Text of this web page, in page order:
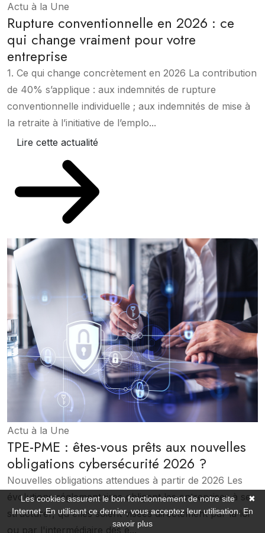
Actu à la Une
Rupture conventionnelle en 2026 : ce
qui change vraiment pour votre
entreprise
1. Ce qui change concrètement en 2026 La contribution
de 40% s’applique : aux indemnités de rupture
conventionnelle individuelle ; aux indemnités de mise à
la retraite à l’initiative de l’emplo...
Lire cette actualité
Actu à la Une
TPE-PME : êtes-vous prêts aux nouvelles
obligations cybersécurité 2026 ?
Nouvelles obligations attendues à partir de 2026 Les
évolutions réglementaires obligent les entreprises à se
structurer, qu'elles soient visées directement par la loi
ou par l'intermédiaire des e...
✖
Les cookies assurent le bon fonctionnement de notre site
Internet. En utilisant ce dernier, vous acceptez leur utilisation.En
savoir plus